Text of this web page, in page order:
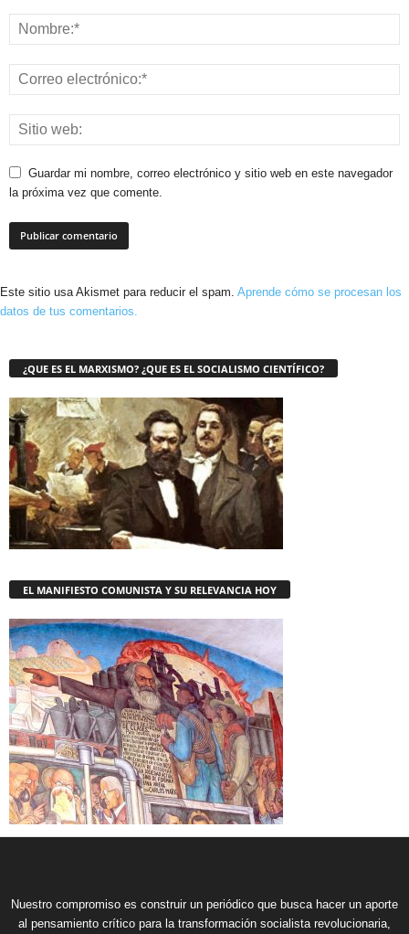
Guardar mi nombre, correo electrónico y sitio web en este navegador
la próxima vez que comente.
Este sitio usa Akismet para reducir el spam. Aprende cómo se procesan los
datos de tus comentarios.
¿QUE ES EL MARXISMO? ¿QUE ES EL SOCIALISMO CIENTÍFICO?
EL MANIFIESTO COMUNISTA Y SU RELEVANCIA HOY
Nuestro compromiso es construir un periódico que busca hacer un aporte
al pensamiento crítico para la transformación socialista revolucionaria,